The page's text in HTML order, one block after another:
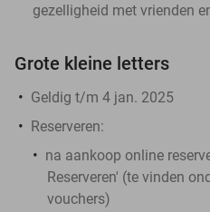
gezelligheid met vrienden
Grote kleine letters
Geldig t/m 4 jan. 2025
Reserveren:
na aankoop online
Reserveren' (te vinden
vouchers)